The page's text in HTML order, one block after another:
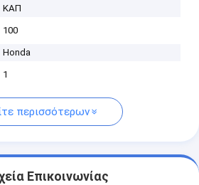
ΚΑΠ
100
Honda
1
περισσότερων
Επικοινωνίας